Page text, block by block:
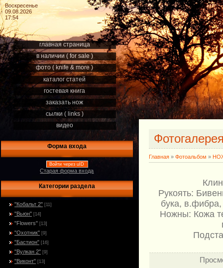
Воскресенье
09.08.2026
17:54
главная страница
в наличии ( for sale )
фото ( knife & more )
каталог статей
гостевая книга
заказать нож
сылки ( links )
видео
Форма входа
Войти через uID
Старая форма входа
Категории раздела
"Кобальт 2" [11]
"Вьюн" [14]
"Flowers" [13]
"Охотник" [9]
"Бастион" [16]
"Вулкан 2" [9]
"Виконт" [13]
Главная » Фотоальбом »
Рукоять:
бука,
Ножны: Кожа